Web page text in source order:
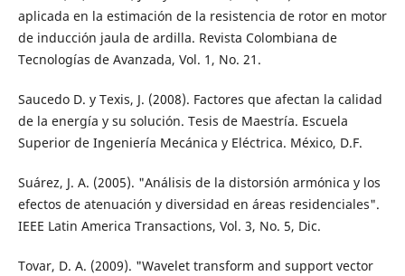
aplicada en la estimación de la resistencia de rotor en motor
de inducción jaula de ardilla. Revista Colombiana de
Tecnologías de Avanzada, Vol. 1, No. 21.
Saucedo D. y Texis, J. (2008). Factores que afectan la calidad
de la energía y su solución. Tesis de Maestría. Escuela
Superior de Ingeniería Mecánica y Eléctrica. México, D.F.
Suárez, J. A. (2005). "Análisis de la distorsión armónica y los
efectos de atenuación y diversidad en áreas residenciales".
IEEE Latin America Transactions, Vol. 3, No. 5, Dic.
Tovar, D. A. (2009). "Wavelet transform and support vector